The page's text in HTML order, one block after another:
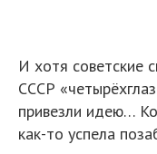
И хотя советские
СССР
привезли идею…
как-то успела